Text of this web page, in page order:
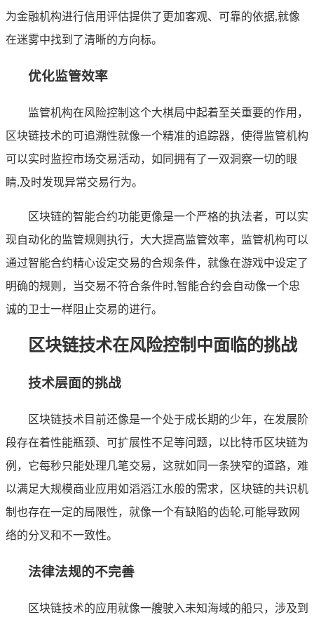
为金融机构进行信用评估提供了更加客观、可靠的依据,就像
在迷雾中找到了清晰的方向标。
优化监管效率
监管机构在风险控制这个大棋局中起着至关重要的作用，
区块链技术的可追溯性就像一个精准的追踪器，使得监管机构
可以实时监控市场交易活动，如同拥有了一双洞察一切的眼
睛,及时发现异常交易行为。
区块链的智能合约功能更像是一个严格的执法者，可以实
现自动化的监管规则执行，大大提高监管效率，监管机构可以
通过智能合约精心设定交易的合规条件，就像在游戏中设定了
明确的规则，当交易不符合条件时,智能合约会自动像一个忠
诚的卫士一样阻止交易的进行。
区块链技术在风险控制中面临的挑战
技术层面的挑战
区块链技术目前还像是一个处于成长期的少年，在发展阶
段存在着性能瓶颈、可扩展性不足等问题，以比特币区块链为
例，它每秒只能处理几笔交易，这就如同一条狭窄的道路，难
以满足大规模商业应用如滔滔江水般的需求，区块链的共识机
制也存在一定的局限性，就像一个有缺陷的齿轮,可能导致网
络的分叉和不一致性。
法律法规的不完善
区块链技术的应用就像一艘驶入未知海域的船只，涉及到